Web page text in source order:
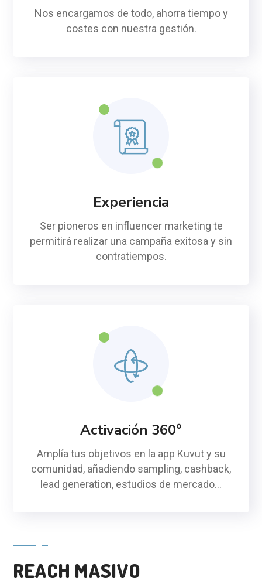
Nos encargamos de todo, ahorra tiempo y
costes con nuestra gestión.
Experiencia
Ser pioneros en influencer marketing te
permitirá realizar una campaña exitosa y sin
contratiempos.
Activación 360°
Amplía tus objetivos en la app Kuvut y su
comunidad, añadiendo sampling, cashback,
lead generation, estudios de mercado…
REACH MASIVO